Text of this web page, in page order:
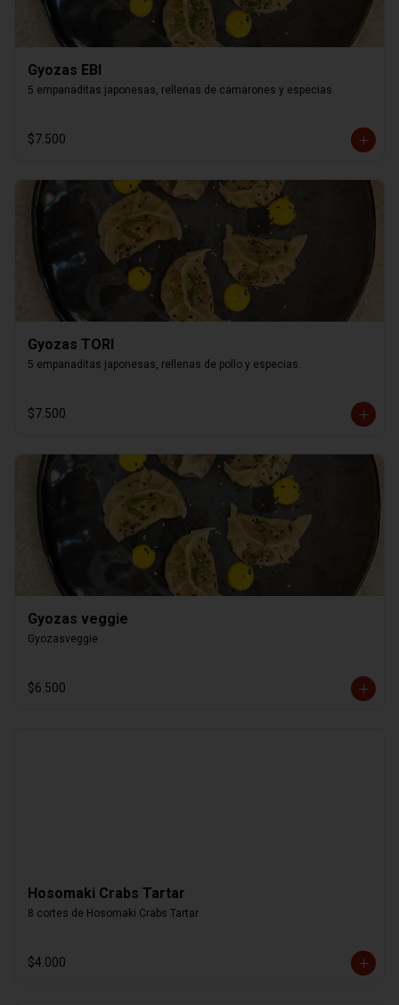
Gyozas EBI
5 empanaditas japonesas, rellenas de camarones y especias.
$7.500
Gyozas TORI
5 empanaditas japonesas, rellenas de pollo y especias.
$7.500
Gyozas veggie
Gyozasveggie
$6.500
Hosomaki Crabs Tartar
8 cortes de Hosomaki Crabs Tartar
$4.000